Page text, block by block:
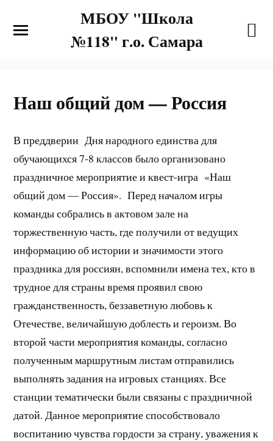
МБОУ "Школа
№118" г.о. Самара
Наш общий дом — Россия
В преддверии Дня народного единства для
обучающихся 7-8 классов было организовано
праздничное мероприятие и квест-игра «Наш
общий дом — Россия». Перед началом игры
команды собрались в актовом зале на
торжественную часть, где получили от ведущих
информацию об истории и значимости этого
праздника для россиян, вспомнили имена тех, кто в
трудное для страны время проявил свою
гражданственность, беззаветную любовь к
Отечестве, величайшую доблесть и героизм. Во
второй части мероприятия команды, согласно
полученным маршрутным листам отправились
выполнять задания на игровых станциях. Все
станции тематически были связаны с праздничной
датой. Данное мероприятие способствовало
воспитанию чувства гордости за страну, уважения к